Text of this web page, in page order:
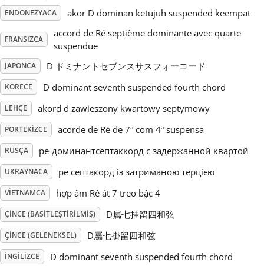
Svenska
Türkçe
Українська
简体中文
繁體中文
ENDONEZYACA akor D dominan ketujuh suspended keempat
FRANSIZCA
accord de Ré septième dominante avec quarte
suspendue
JAPONCA D ドミナントセブンスサスフォーコード
KORECE D dominant seventh suspended fourth chord
LEHÇE akord d zawieszony kwartowy septymowy
PORTEKIZCE acorde de Ré de 7ª com 4ª suspensa
RUSÇA ре-доминантсептаккорд с задержанной квартой
UKRAYNACA ре септакорд iз затриманою терцією
VIETNAMCA hợp âm Rê át 7 treo bậc 4
ÇINCE (BASITLEŞTIRILMIŞ) D属七挂留四和弦
ÇINCE (GELENEKSEL) D屬七掛留四和弦
İNGILIZCE D dominant seventh suspended fourth chord